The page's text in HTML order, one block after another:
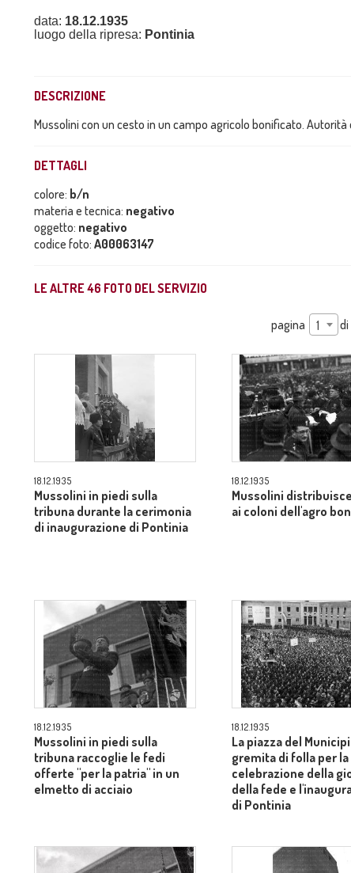
data: 18.12.1935
luogo della ripresa: Pontinia
DESCRIZIONE
Mussolini con un cesto in un campo agricolo bonificato.
DETTAGLI
colore: b/n
materia e tecnica: negativo
oggetto: negativo
codice foto: A00063147
LE ALTRE46 FOTO DEL SERVIZIO
pagina 1 di
18.12.1935
Mussolini in piedi sulla
tribuna durante la cerimonia
di inaugurazione di Pontinia
18.12.1935
Mussolini
ai coloni dell'agro
18.12.1935
Mussolini in piedi sulla
tribuna raccoglie le fedi
offerte "per la patria" in un
elmetto di acciaio
18.12.1935
La piazza del
gremita di folla per la
celebrazione della
della fede e
di Pontinia